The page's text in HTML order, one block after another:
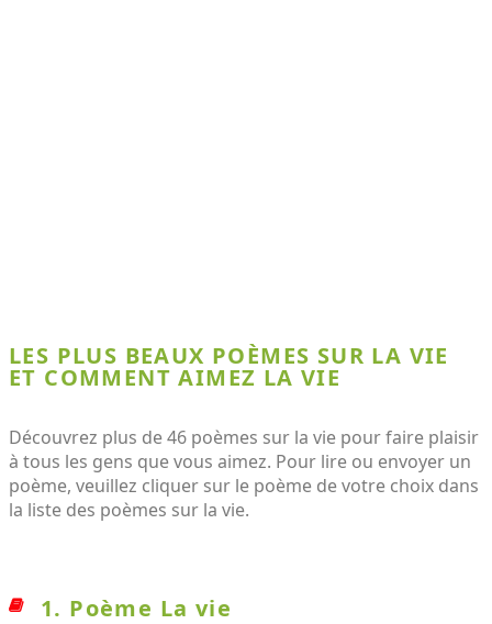
LES PLUS BEAUX POÈMES SUR LA VIE
ET COMMENT AIMEZ LA VIE
Découvrez plus de 46 poèmes sur la vie pour faire plaisir
à tous les gens que vous aimez. Pour lire ou envoyer un
poème, veuillez cliquer sur le poème de votre choix dans
la liste des poèmes sur la vie.
1. Poème La vie